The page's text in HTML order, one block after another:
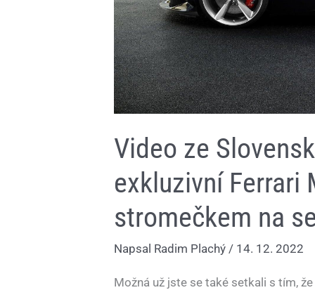
Video ze
exkluzivní Ferrari
stromečkem na
Napsal Radim Plachý / 14. 12. 2022
Možná už jste se také setkali s tím,